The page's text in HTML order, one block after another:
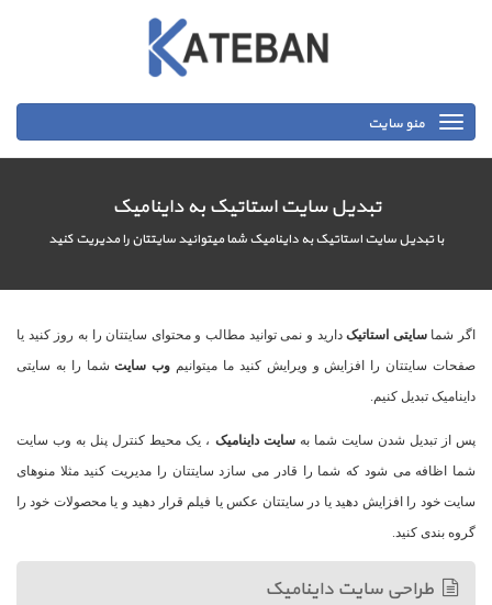
منو سایت
تبدیل سایت استاتیک به داینامیک
با تبدیل سایت استاتیک به داینامیک شما میتوانید سایتتان را مدیریت کنید
اگر شماسایتی استاتیکدارید و نمی توانید مطالب و محتوای سایتتان را به روز کنید یا
صفحات سایتتان را افزایش و ویرایش کنید ما میتوانیم وب سایتشما را به سایتی
داینامیک تبدیل کنیم.
پس از تبدیل شدن سایت شما بهسایت داینامیک ، یک محیط کنترل پنل به وب سایت
شما اظافه می شود که شما را قادر می سازد سایتتان را مدیریت کنید مثلا منوهای
سایت خود را افزایش دهید یا در سایتتان عکس یا فیلم قرار دهید و یا محصولات خود را
گروه بندی کنید.
طراحی سایت داینامیک